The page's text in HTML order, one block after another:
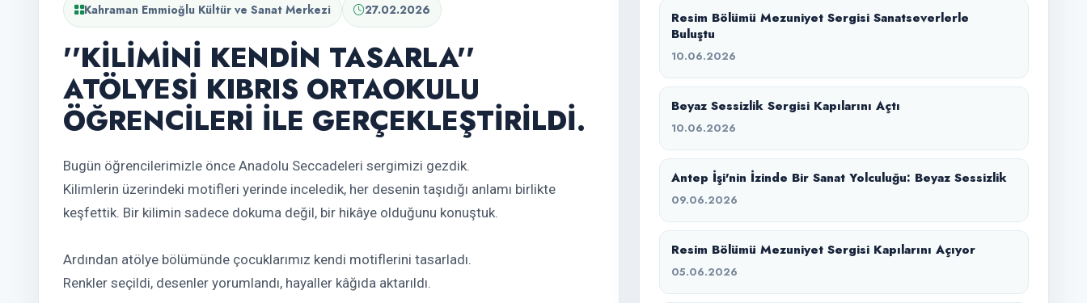
Kahraman Emmioğlu Kültür ve Sanat Merkezi 27.02.2026
''KİLİMİNİ KENDİN TASARLA''
ATÖLYESİ KIBRIS ORTAOKULU
ÖĞRENCİLERİ İLE GERÇEKLEŞTİRİLDİ.
Bugün öğrencilerimizle önce Anadolu Seccadeleri sergimizi gezdik.
Kilimlerin üzerindeki motifleri yerinde inceledik, her desenin taşıdığı anlamı birlikte
keşfettik. Bir kilimin sadece dokuma değil, bir hikâye olduğunu konuştuk.
Ardından atölye bölümünde çocuklarımız kendi motiflerini tasarladı.
Renkler seçildi, desenler yorumlandı, hayaller kâğıda aktarıldı.
Resim Bölümü Mezuniyet Sergisi Sanatseverlerle
Buluştu
10.06.2026
Beyaz Sessizlik Sergisi Kapılarını Açtı
10.06.2026
Antep İşi'nin İzinde Bir Sanat Yolculuğu: Beyaz Sessizlik
09.06.2026
Resim Bölümü Mezuniyet Sergisi Kapılarını Açıyor
05.06.2026